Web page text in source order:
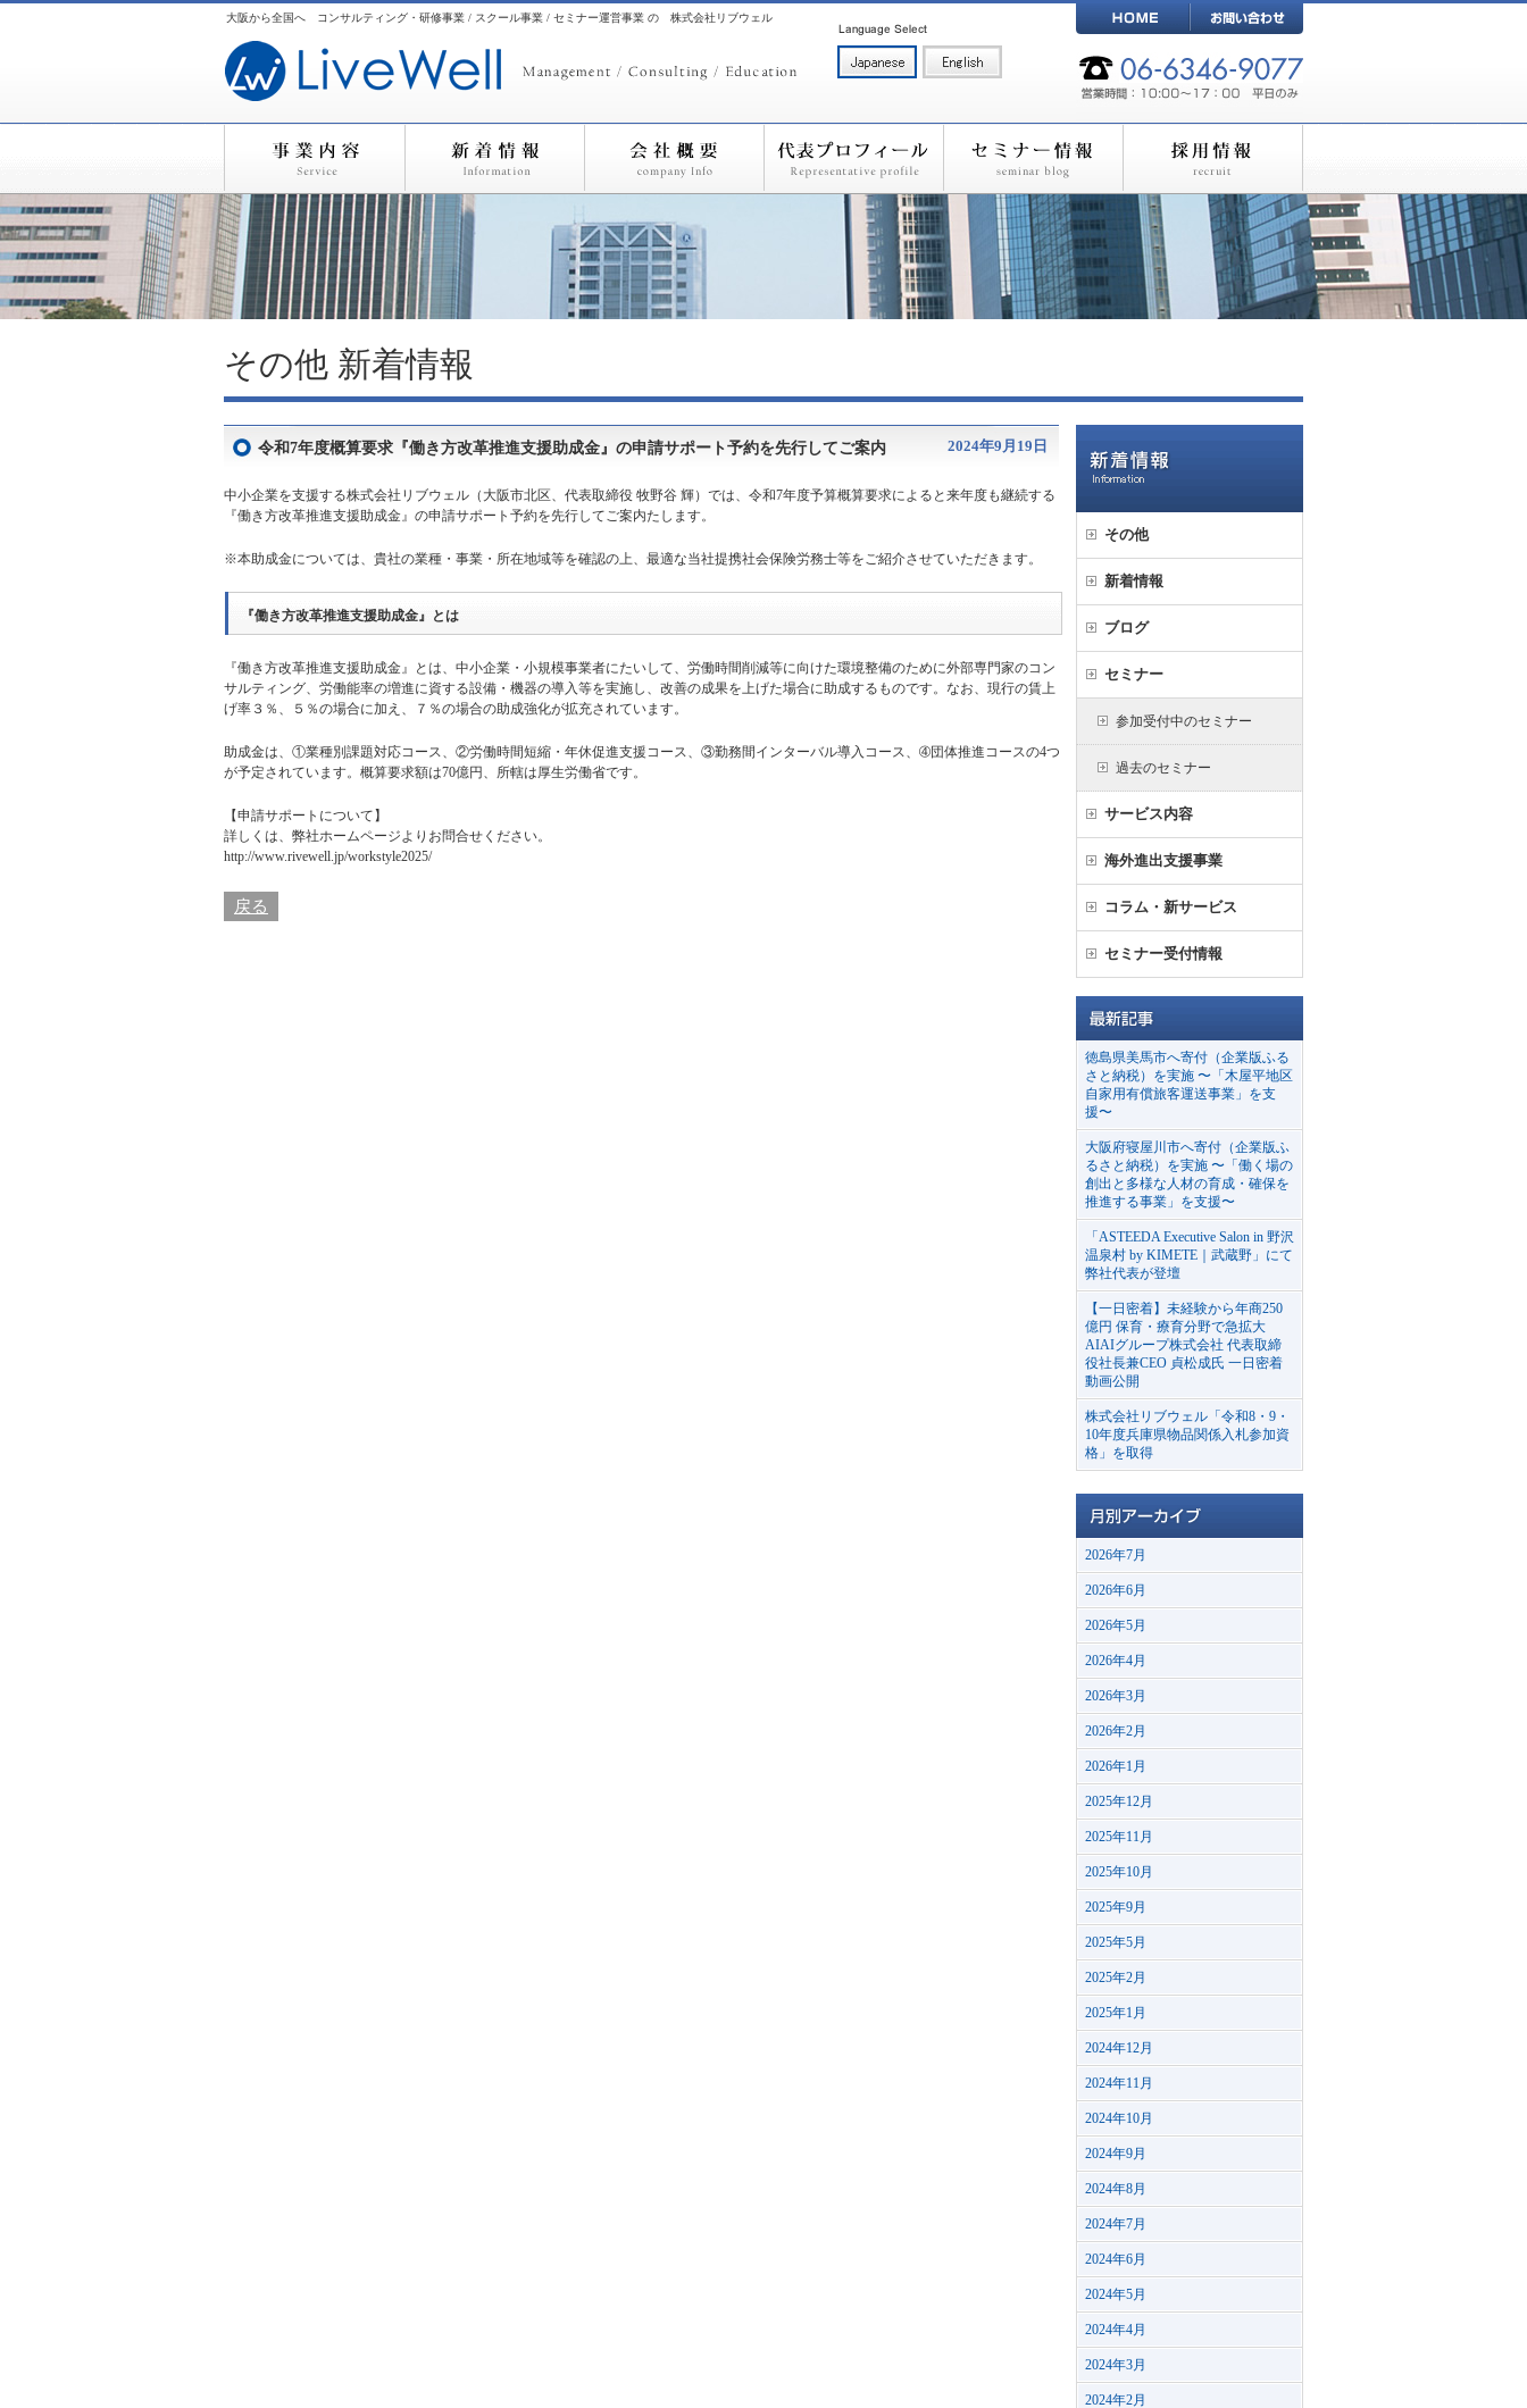
大阪から全国へ コンサルティング・研修事業 / スクール事業 / セミナー運営事業 の 株式会社リブウェル
その他 新着情報
令和7年度概算要求『働き方改革推進支援助成金』の申請サポート予約を先行してご案内 2024年9月19日
中小企業を支援する株式会社リブウェル（大阪市北区、代表取締役 牧野谷 輝）では、令和7年度予算概算要求によると来年度も継続する
『働き方改革推進支援助成金』の申請サポート予約を先行してご案内たします。
※本助成金については、貴社の業種・事業・所在地域等を確認の上、最適な当社提携社会保険労務士等をご紹介させていただきます。
『働き方改革推進支援助成金』とは
『働き方改革推進支援助成金』とは、中小企業・小規模事業者にたいして、労働時間削減等に向けた環境整備のために外部専門家のコン
サルティング、労働能率の増進に資する設備・機器の導入等を実施し、改善の成果を上げた場合に助成するものです。なお、現行の賃上
げ率３％、５％の場合に加え、７％の場合の助成強化が拡充されています。
助成金は、①業種別課題対応コース、②労働時間短縮・年休促進支援コース、③勤務間インターバル導入コース、➃団体推進コースの4つ
が予定されています。概算要求額は70億円、所轄は厚生労働省です。
【申請サポートについて】
詳しくは、 弊社ホームページよりお問合せください。
http://www.rivewell.jp/workstyle2025/
戻る
その他
新着情報
ブログ
セミナー
参加受付中のセミナー
過去のセミナー
サービス内容
海外進出支援事業
コラム・新サービス
セミナー受付情報
徳島県美馬市へ寄付（企業版ふる
さと納税）を実施 〜「木屋平地区
自家用有償旅客運送事業」を支
援〜
大阪府寝屋川市へ寄付（企業版ふ
るさと納税）を実施 〜「働く場の
創出と多様な人材の育成・確保を
推進する事業」を支援〜
「ASTEEDA Executive Salon in 野沢
温泉村 by KIMETE｜武蔵野」にて
弊社代表が登壇
【一日密着】未経験から年商250
億円 保育・療育分野で急拡大
AIAIグループ株式会社 代表取締
役社長兼CEO 貞松成氏 一日密着
動画公開
株式会社リブウェル「令和8・9・
10年度兵庫県物品関係入札参加資
格」を取得
2026年7月
2026年6月
2026年5月
2026年4月
2026年3月
2026年2月
2026年1月
2025年12月
2025年11月
2025年10月
2025年9月
2025年5月
2025年2月
2025年1月
2024年12月
2024年11月
2024年10月
2024年9月
2024年8月
2024年7月
2024年6月
2024年5月
2024年4月
2024年3月
2024年2月